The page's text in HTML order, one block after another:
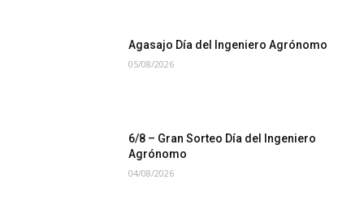
Agasajo Día del Ingeniero Agrónomo
05/08/2026
6/8 – Gran Sorteo Día del Ingeniero
Agrónomo
04/08/2026